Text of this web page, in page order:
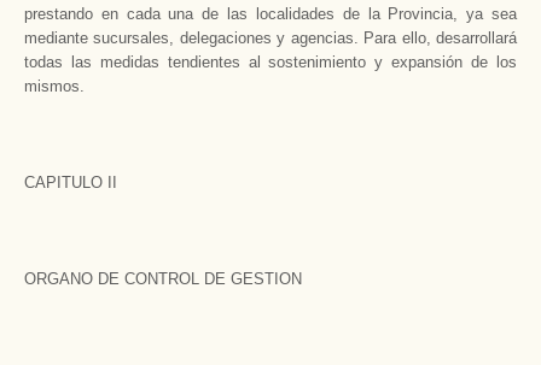
prestando en cada una de las localidades de la Provincia, ya sea
mediante sucursales, delegaciones y agencias. Para ello, desarrollará
todas las medidas tendientes al sostenimiento y expansión de los
mismos.
CAPITULO II
ORGANO DE CONTROL DE GESTION